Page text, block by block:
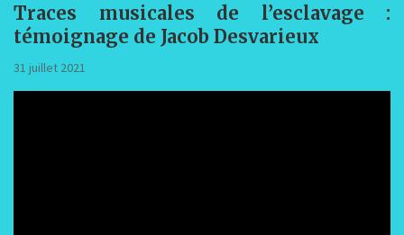
Traces musicales de l’esclavage :
témoignage de Jacob Desvarieux
31 juillet 2021